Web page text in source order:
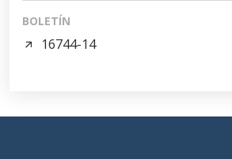
BOLETÍN
16744-14